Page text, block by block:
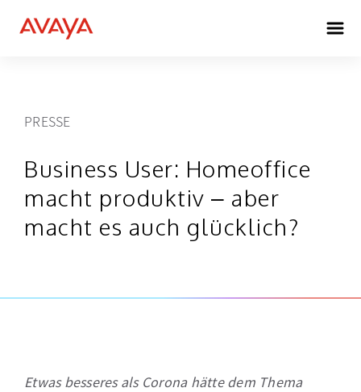
PRESSE
Business User: Homeoffice
macht produktiv – aber
macht es auch glücklich?
Etwas besseres als Corona hätte dem Thema